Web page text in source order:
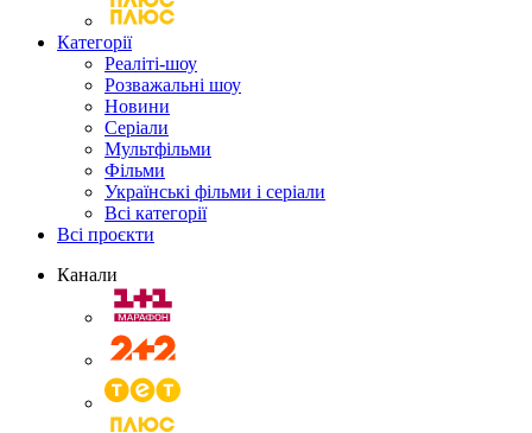
Категорії
Реаліті-шоу
Розважальні шоу
Новини
Серіали
Мультфільми
Фільми
Українські фільми і серіали
Всі категорії
Всі проєкти
Канали